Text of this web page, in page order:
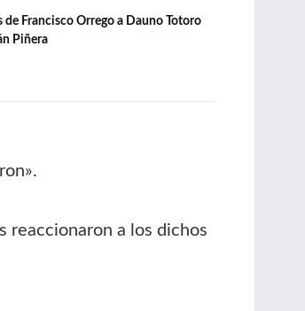
Francisco Orrego a Dauno Totoro
Piñera
reaccionaron a los dichos